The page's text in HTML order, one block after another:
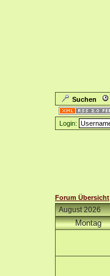
Suchen
Login:
Forum Übersicht
August 2026
Montag